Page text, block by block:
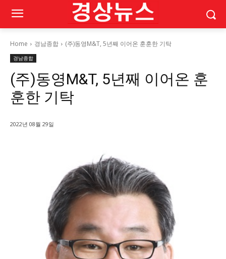
Home 경남종합 (주)동영M&T, 5년째 이어온 훈훈한 기탁
경남종합
(주)동영M&T, 5년째 이어온 훈
훈한 기탁
2022년 08월 29일